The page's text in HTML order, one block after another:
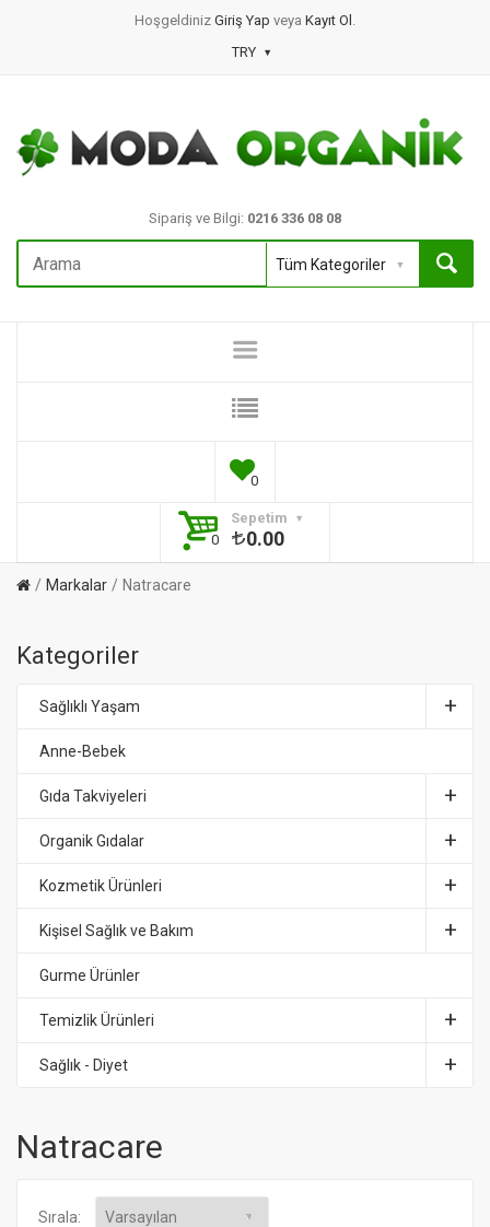
Hoşgeldiniz Giriş Yap veya Kayıt Ol .
TRY
Sipariş ve Bilgi: 0216 336 08 08
0
Sepetim
0
0.00
Markalar Natracare
Kategoriler
Sağlıklı Yaşam
Anne-Bebek
Gıda Takviyeleri
Organik Gıdalar
Kozmetik Ürünleri
Kişisel Sağlık ve Bakım
Gurme Ürünler
Temizlik Ürünleri
Sağlık - Diyet
Natracare
Sırala: